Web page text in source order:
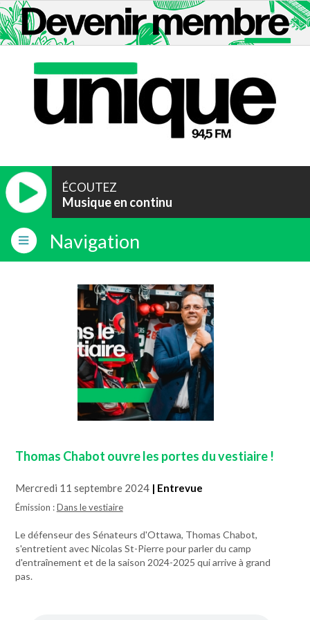
ÉCOUTEZ
Musique en continu
Navigation
Thomas Chabot ouvre les portes du vestiaire !
Mercredi 11 septembre 2024 | Entrevue
Émission :Dans le vestiaire
Le défenseur des Sénateurs d'Ottawa, Thomas Chabot,
s'entretient avec Nicolas St-Pierre pour parler du camp
d'entraînement et de la saison 2024-2025 qui arrive à grand
pas.